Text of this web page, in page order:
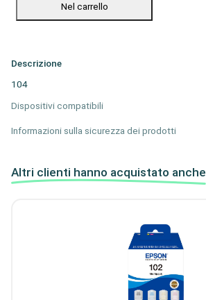
Nel carrello
Descrizione
104
Dispositivi compatibili
Informazioni sulla sicurezza dei prodotti
Altri clienti hanno acquistato anche